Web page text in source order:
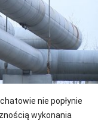
nie popłynie
wykonania